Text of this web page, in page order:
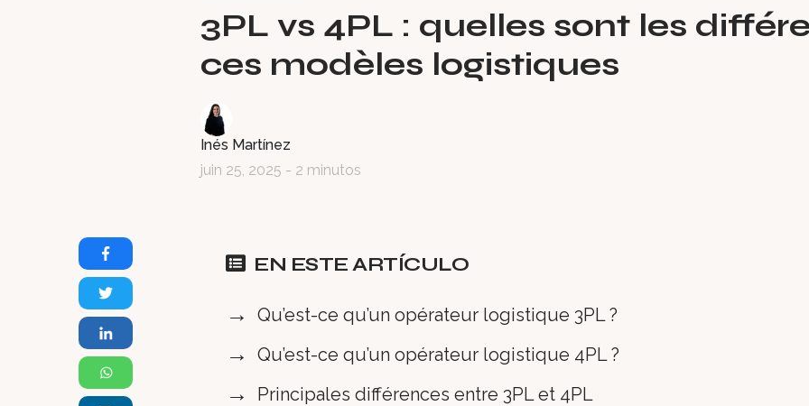
3PL vs 4PL : quelles sont les
ces modèles logistiques
Inés Martínez
juin 25, 2025 - 2 minutos
EN ESTE ARTÍCULO
Qu’est-ce qu’un opérateur logistique 3PL ?
Qu’est-ce qu’un opérateur logistique 4PL ?
Principales différences entre 3PL et 4PL